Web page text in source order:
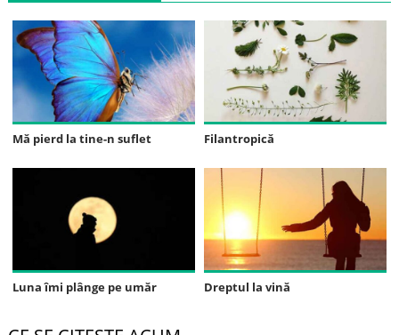
Mă pierd la tine-n suflet Filantropică
Luna îmi plânge pe umăr Dreptul la vină